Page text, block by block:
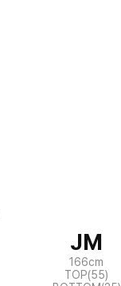
JM
166cm
TOP(55)